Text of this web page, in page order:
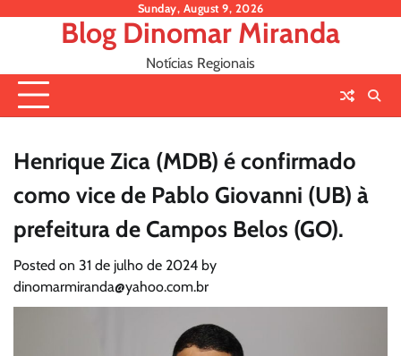
Sunday, August 9, 2026
Blog Dinomar Miranda
Notícias Regionais
Henrique Zica (MDB) é confirmado
como vice de Pablo Giovanni (UB) à
prefeitura de Campos Belos (GO).
Posted on 31 de julho de 2024 by
dinomarmiranda@yahoo.com.br